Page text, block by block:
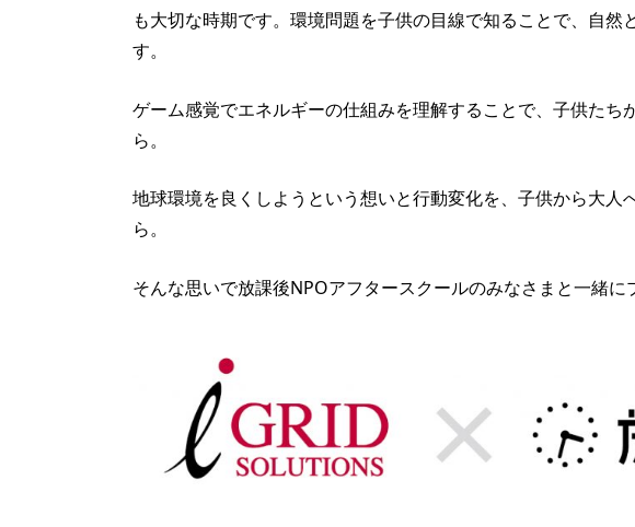
も大切な時期です。環境問題を子供の目線で知ることで、自然
す。
ゲーム感覚でエネルギーの仕組みを理解することで、子供たち
ら。
地球環境を良くしようという想いと行動変化を、子供から大人
ら。
そんな思いで放課後NPOアフタースクールのみなさまと一緒に